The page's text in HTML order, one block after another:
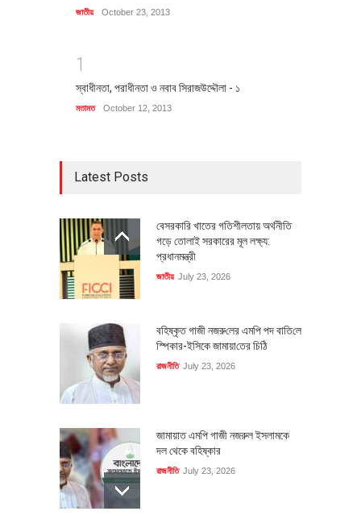
জাতীয় October 23, 2013
1
স্বাধীনতা, পরাধীনতা ও নবাব সিরাজউদ্দৌলা - ১
মতামত October 12, 2013
Latest Posts
বেসরকারি খাতের গতিশীলতায় অর্থনীতি
গড়ে তোলাই সরকারের মূল লক্ষ্য:
প্রধানমন্ত্রী
জাতীয় July 23, 2026
বহিষ্কৃত গাজী নজরু‌লের এম‌পি পদ বা‌তি‌লে
স্পিকার-ইসিকে জামায়া‌তের চি‌ঠি
রাজনীতি July 23, 2026
জামায়াত এমপি গাজী নজরুল ইসলামকে
দল থেকে বহিষ্কার
রাজনীতি July 23, 2026